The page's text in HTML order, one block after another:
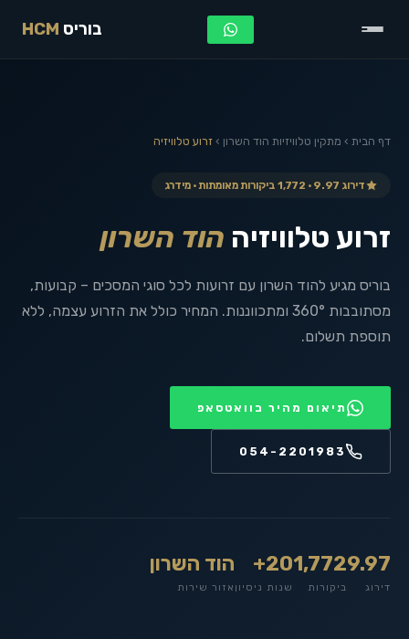
בוריס HCM
דף הבית › מתקין טלוויזיות הוד השרון › זרוע טלוויזיה
דירוג 9.97 · 1,772 ביקורות מאומתות · מידרג
זרוע טלוויזיה הוד השרון
בוריס מגיע להוד השרון עם זרועות לכל סוגי המסכים – קבועות,
מסתובבות 360° ומתכווננות. המחיר כולל את הזרוע עצמה, ללא
תוספת תשלום.
תיאום מהיר בוואטסאפ
054-2201983
9.97
דירוג
1,772
ביקורות
20+
שנות ניסיון
הוד השרון
אזור שירות